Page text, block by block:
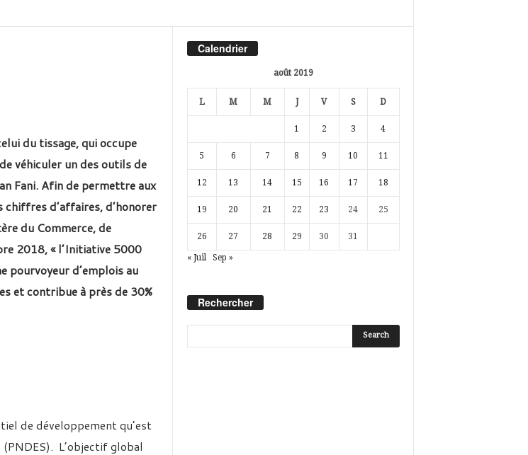
du tissage, qui occupe
véhiculer un des outils de
Fani. Afin de permettre aux
d’affaires, d’honorer
du Commerce, de
2018, « l’Initiative 5000
pourvoyeur d’emplois au
et contribue à près de 30%
de développement qu’est
L’objectif global
Calendrier
août 2019
L M M J V S D
1 2 3 4
5 6 7 8 9 10 11
12 13 14 15 16 17 18
19 20 21 22 23 24 25
26 27 28 29 30 31
« Juil Sep »
Rechercher